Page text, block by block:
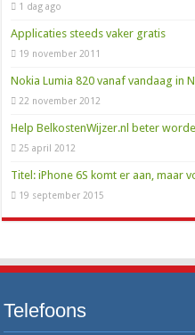
1 dag ago
Applicaties steeds vaker gratis
19 november 2011
Nokia Lumia 820 vanaf vandaag in
22 november 2012
Help BelkostenWijzer.nl beter
25 april 2012
Titel: iPhone 6S komt er aan, maar
19 september 2015
Telefoons